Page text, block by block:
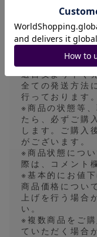
※発送方法は普
ク、一般書留の
発送方法の指定
かじめご了承く
発送目安は5〜
業日に発送業務
送目安より早く
全ての発送方法
行っております。
※商品の状態等
たら、必ずご購
します。ご購入
がございます。
※商品状態につ
際は、コメント
※基本的にお値
商品価格につい
上げを行う場合
い。
※複数商品をご
ていただく場合